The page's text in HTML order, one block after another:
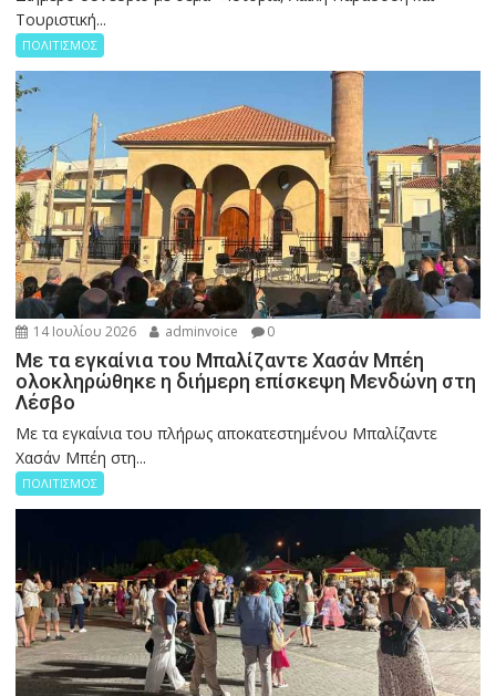
Τουριστική...
ΠΟΛΙΤΙΣΜΟΣ
14 Ιουλίου 2026 adminvoice 0
Με τα εγκαίνια του Μπαλίζαντε Χασάν Μπέη
ολοκληρώθηκε η διήμερη επίσκεψη Μενδώνη στη
Λέσβο
Με τα εγκαίνια του πλήρως αποκατεστημένου Μπαλίζαντε
Χασάν Μπέη στη...
ΠΟΛΙΤΙΣΜΟΣ